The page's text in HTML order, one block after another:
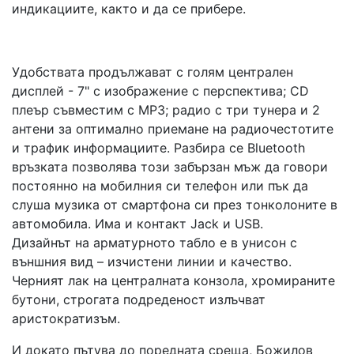
индикациите, както и да се прибере.
Удобствата продължават с голям централен
дисплей - 7" с изображение с перспектива; CD
плеър съвместим с МР3; радио с три тунера и 2
антени за оптимално приемане на радиочестотите
и трафик информациите. Разбира се Bluetooth
връзката позволява този забързан мъж да говори
постоянно на мобилния си телефон или пък да
слуша музика от смартфона си през тонколоните в
автомобила. Има и контакт Jack и USB.
Дизайнът на арматурното табло е в унисон с
външния вид – изчистени линии и качество.
Черният лак на централната конзола, хромираните
бутони, строгата подреденост излъчват
аристократизъм.
И докато пътува до поредната среща, Божилов